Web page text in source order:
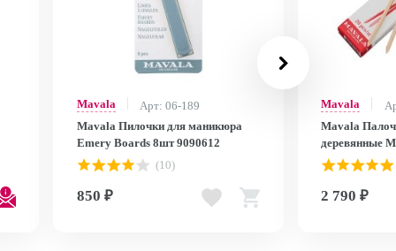
Mavala
Арт: 06-189
Mavala Пилочки для маникюра
Emery Boards 8шт 9090612
(10)
850 ₽
Mavala
Mavala
деревянные
90652 (проф)
2 790 ₽